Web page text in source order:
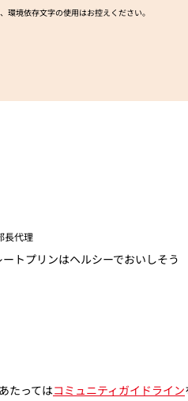
境依存文字の使用はお控えください。​
長代理
トプリンはヘルシーでおいしそう
たってはコミュニティガイドライン